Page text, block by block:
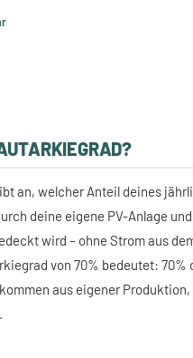
an, welcher Anteil deines
deine eigene PV-Anlage
wird – ohne Strom aus
von 70% bedeutet: 70%
aus eigener Produktion,